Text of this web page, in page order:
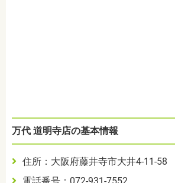
万代 道明寺店の基本情報
住所：大阪府藤井寺市大井4-11-58